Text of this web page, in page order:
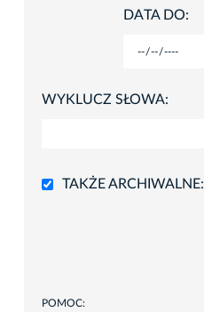
DATA DO:
WYKLUCZ SŁOWA:
TAKŻE ARCHIWALNE:
POMOC: